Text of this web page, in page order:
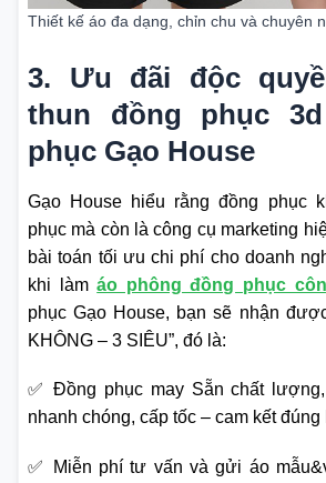
Thiết kế áo đa dạng, chỉn chu và chuyên
3. Ưu đãi độc
thun đồng phục
phục Gạo House
Gạo House hiểu rằng đồng phục
phục mà còn là công cụ marketing
bài toán tối ưu chi phí cho doanh
khi làmáo phông đồng phục
phục Gạo House, bạn sẽ nhận
KHÔNG – 3 SIÊU”, đó là:
✅ Đồng phục may Sẵn chất
nhanh chóng, cấp tốc – cam kết đúng
✅ Miễn phí tư vấn và gửi áo